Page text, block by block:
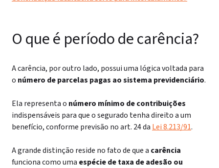
O que é período de carência?
A carência, por outro lado, possui uma lógica voltada para
o número de parcelas pagas ao sistema previdenciário.
Ela representa o número mínimo de contribuições
indispensáveis para que o segurado tenha direito a um
benefício, conforme previsão no art. 24 da Lei 8.213/91.
A grande distinção reside no fato de que a carência
funciona como uma espécie de taxa de adesão ou